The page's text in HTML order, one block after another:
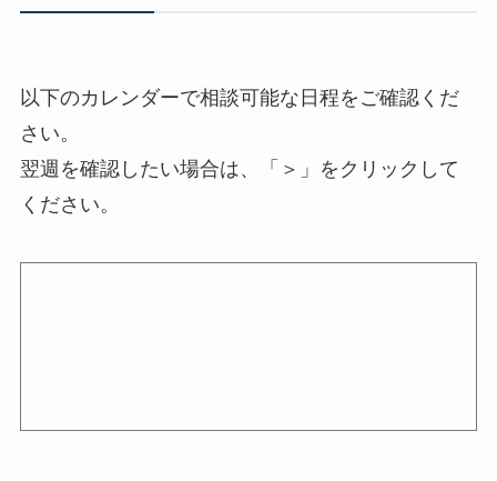
以下のカレンダーで相談可能な日程をご確認くだ
さい。
翌週を確認したい場合は、「＞」をクリックして
ください。